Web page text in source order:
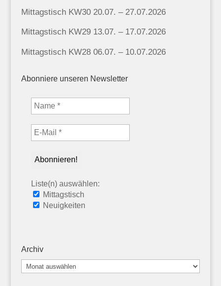
Mittagstisch KW30 20.07. – 27.07.2026
Mittagstisch KW29 13.07. – 17.07.2026
Mittagstisch KW28 06.07. – 10.07.2026
Abonniere unseren Newsletter
Liste(n) auswählen:
Mittagstisch
Neuigkeiten
Archiv
Archiv